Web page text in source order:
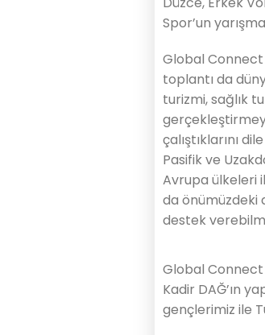
Spor’un
Global Connect
toplantı da
turizmi, sağlık
çalıştıklarını
Pasifik ve
Avrupa ülkeleri
da önümüzdeki
destek
Global Connect
Kadir DAĞ’ın
gençlerimiz ile